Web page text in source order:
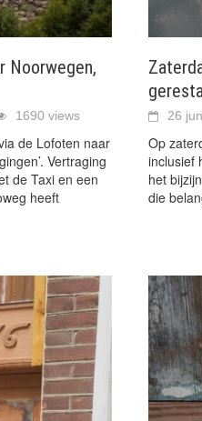
Noorwegen,
1690 views
de Lofoten naar
Vertraging
de Taxi en een
heeft
26
Op
inclusief
het
die